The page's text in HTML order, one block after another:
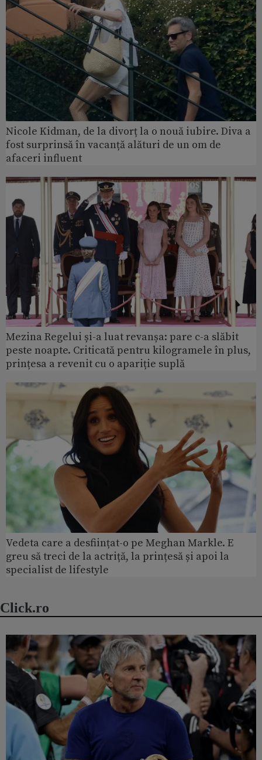
Nicole Kidman, de la divorț la o nouă iubire. Diva a
fost surprinsă în vacanță alături de un om de
afaceri influent
Mezina Regelui și-a luat revanșa: pare c-a slăbit
peste noapte. Criticată pentru kilogramele în plus,
prințesa a revenit cu o apariție suplă
Vedeta care a desființat-o pe Meghan Markle. E
greu să treci de la actriță, la prințesă și apoi la
specialist de lifestyle
Click.ro